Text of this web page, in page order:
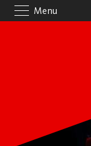
Menu